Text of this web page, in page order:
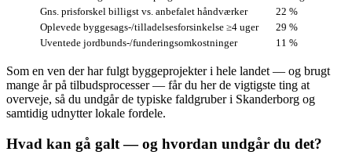
Gns. prisforskel billigst vs. anbefalet håndværker
22 %
Oplevede byggesags‑/tilladelsesforsinkelse ≥4 uger
29 %
Uventede jordbunds‑/funderingsomkostninger
11 %
Som en ven der har fulgt byggeprojekter i hele landet — og brugt
mange år på tilbudsprocesser — får du her de vigtigste ting at
overveje, så du undgår de typiske faldgruber i Skanderborg og
samtidig udnytter lokale fordele.
Hvad kan gå galt — og hvordan undgår du det?